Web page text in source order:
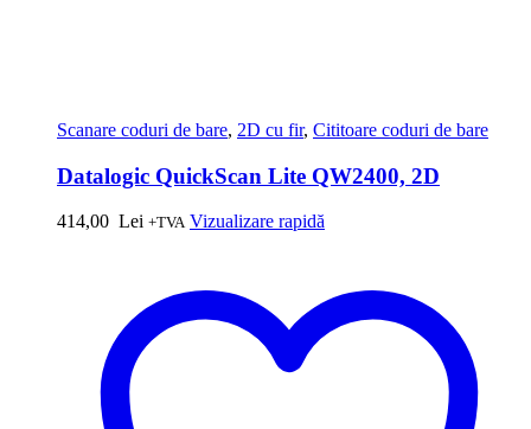
Scanare coduri de bare, 2D cu fir, Cititoare coduri de bare
Datalogic QuickScan Lite QW2400, 2D
414,00 Lei +TVA Vizualizare rapidă